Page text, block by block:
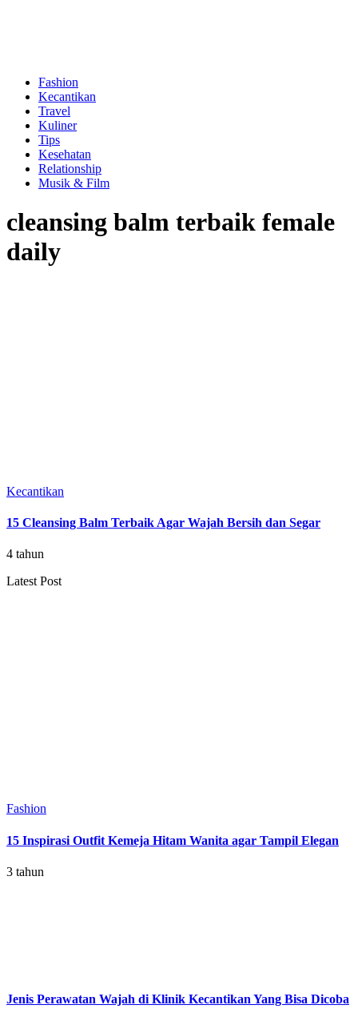
Fashion
Kecantikan
Travel
Kuliner
Tips
Kesehatan
Relationship
Musik & Film
cleansing balm terbaik female
daily
Kecantikan
15 Cleansing Balm Terbaik Agar Wajah Bersih dan Segar
4 tahun
Latest Post
Fashion
15 Inspirasi Outfit Kemeja Hitam Wanita agar Tampil Elegan
3 tahun
Jenis Perawatan Wajah di Klinik Kecantikan Yang Bisa Dicoba